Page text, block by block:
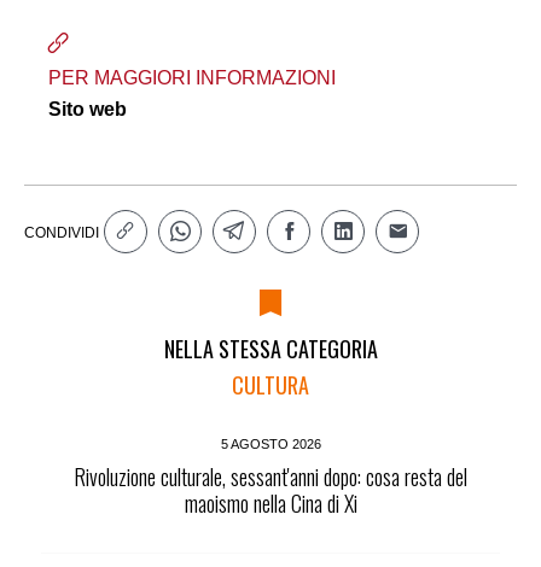
PER MAGGIORI INFORMAZIONI
Sito web
CONDIVIDI
NELLA STESSA CATEGORIA
CULTURA
5 AGOSTO 2026
Rivoluzione culturale, sessant'anni dopo: cosa resta del
maoismo nella Cina di Xi